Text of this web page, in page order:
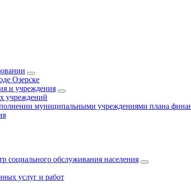
Озерске
и учреждения
учреждений
муниципальными учреждениями плана
социального обслуживания населения
услуг и работ